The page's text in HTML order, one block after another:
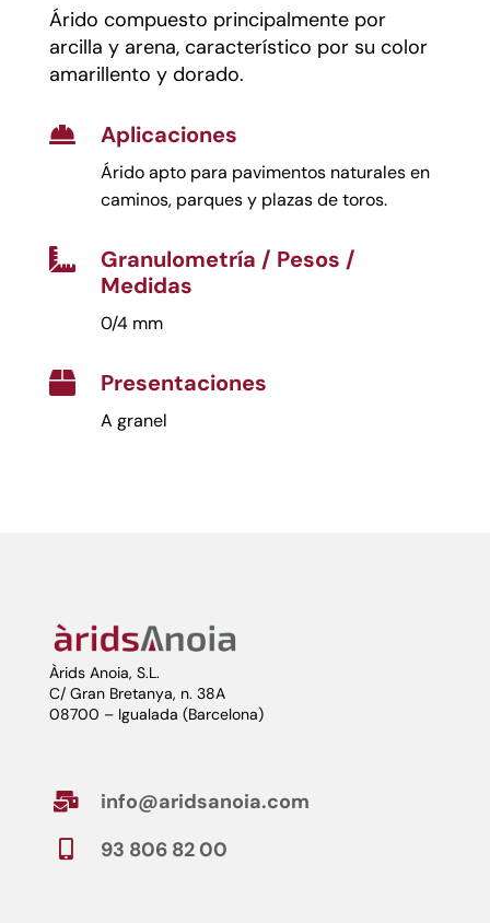
Árido compuesto principalmente por
arcilla y arena, característico por su color
amarillento y dorado.
 Aplicaciones
Árido apto para pavimentos naturales en
caminos, parques y plazas de toros.

Granulometría / Pesos /
Medidas
0/4 mm
 Presentaciones
A granel
Àrids Anoia, S.L.
C/ Gran Bretanya, n. 38A
08700 – Igualada (Barcelona)
 info@aridsanoia.com
 93 806 82 00